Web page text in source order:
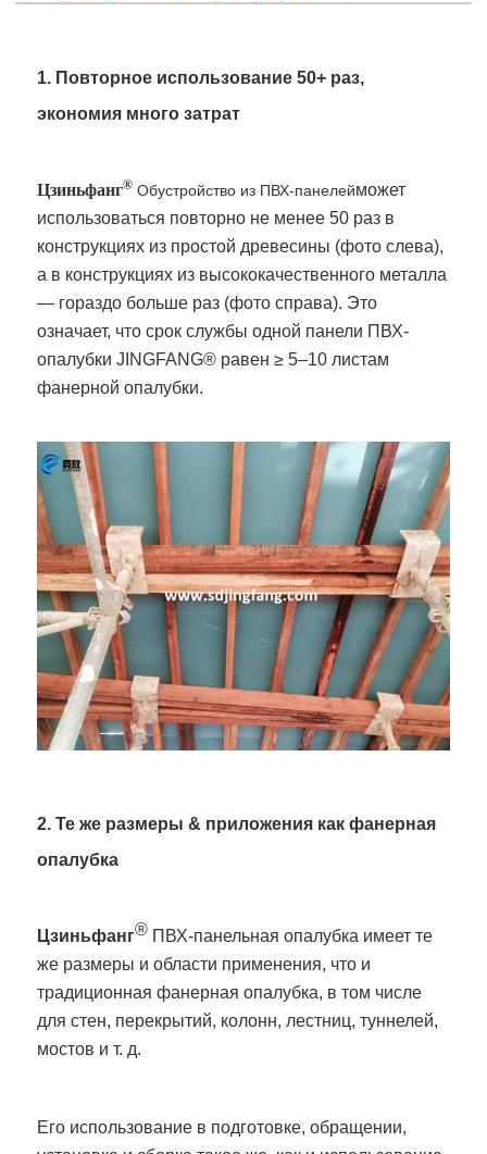
1. Повторное использование 50+ раз,
экономия много затрат
Цзиньфанг® Обустройство из ПВХ-панелейможет
использоваться повторно не менее 50 раз в
конструкциях из простой древесины (фото слева),
а в конструкциях из высококачественного металла
— гораздо больше раз (фото справа). Это
означает, что срок службы одной панели ПВХ-
опалубки JINGFANG® равен ≥ 5–10 листам
фанерной опалубки.
2. Те же размеры & приложения как фанерная
опалубка
Цзиньфанг® ПВХ-панельная опалубка имеет те
же размеры и области применения, что и
традиционная фанерная опалубка, в том числе
для стен, перекрытий, колонн, лестниц, туннелей,
мостов и т. д.
Его использование в подготовке, обращении,